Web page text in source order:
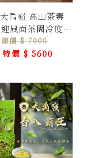
大禹嶺 高山茶毒
風面茶園冷度極
茶簡直是放毒一口
一口讓你上癮
原價 $ 7000
特價 $ 5600